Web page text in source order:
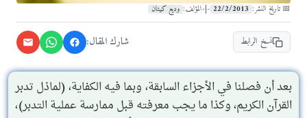
📅 تاريخ النشر: 22/2/2013
-|-المؤلف: وديع كيتان
نسخ الرابط شارك المقال:
بعد أن فصلنا في الأجزاء السابقة، وبما فيه الكفاية، (لماذل تدبر
القرآن الكريم، وكذا ما يجب معرفته قبل ممارسة عملية التدبر)،